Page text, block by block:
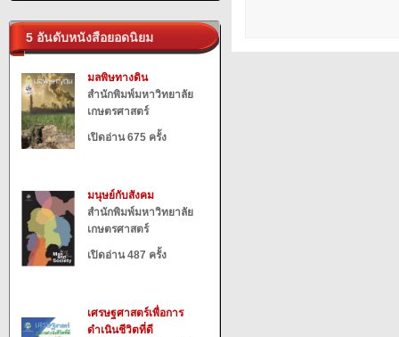
5 อันดับหนังสือยอดนิยม
มลพิษทางดิน
สำนักพิมพ์มหาวิทยาลัย
เกษตรศาสตร์
เปิดอ่าน 675 ครั้ง
มนุษย์กับสังคม
สำนักพิมพ์มหาวิทยาลัย
เกษตรศาสตร์
เปิดอ่าน 487 ครั้ง
เศรษฐศาสตร์เพื่อการ
ดำเนินชีวิตที่ดี